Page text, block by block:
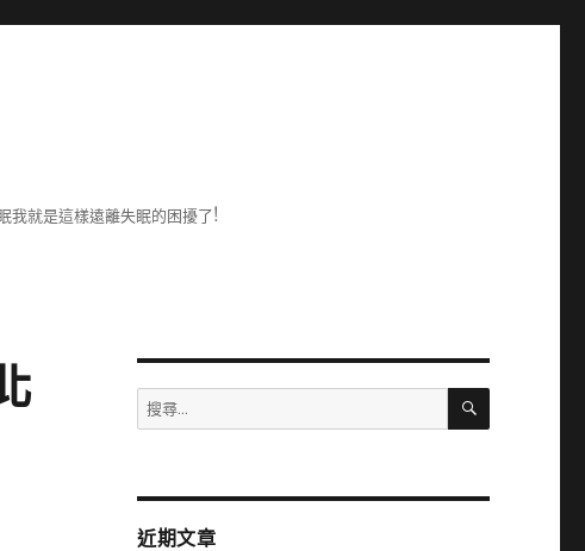
我就是這樣遠離失眠的困擾了!
搜
尋
字:
搜
近期文章